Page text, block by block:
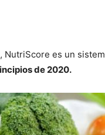
NutriScore es un
de 2020.